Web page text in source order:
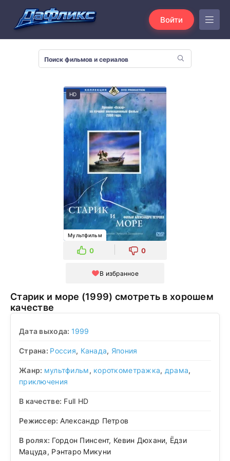
Войти
HD
Мультфильм
0 0
В избранное
Старик и море (1999) смотреть в хорошем
качестве
Дата выхода: 1999
Страна: Россия, Канада, Япония
Жанр: мультфильм, короткометражка, драма,
приключения
В качестве: Full HD
Режиссер: Александр Петров
В ролях: Гордон Пинсент, Кевин Дюхани, Ёдзи
Мацуда, Рэнтаро Микуни